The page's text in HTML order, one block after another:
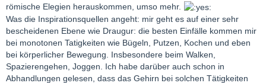
römische Elegien herauskommen, umso mehr.
Was die Inspirationsquellen angeht: mir geht es auf einer sehr
bescheidenen Ebene wie Draugur: die besten Einfälle kommen mir
bei monotonen Tatigkeiten wie Bügeln, Putzen, Kochen und eben
bei körperlicher Bewegung. Insbesondere beim Walken,
Spazierengehen, Joggen. Ich habe darüber auch schon in
Abhandlungen gelesen, dass das Gehirn bei solchen Tätigkeiten